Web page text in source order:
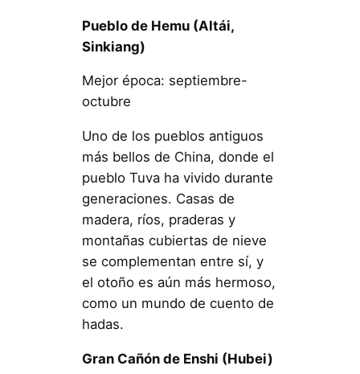
Pueblo de Hemu (Altái,
Sinkiang)
Mejor época: septiembre-
octubre
Uno de los pueblos antiguos
más bellos de China, donde el
pueblo Tuva ha vivido durante
generaciones. Casas de
madera, ríos, praderas y
montañas cubiertas de nieve
se complementan entre sí, y
el otoño es aún más hermoso,
como un mundo de cuento de
hadas.
Gran Cañón de Enshi (Hubei)